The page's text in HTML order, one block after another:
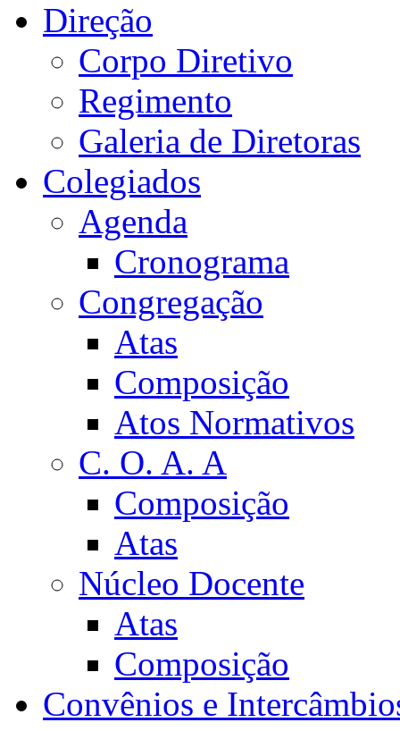
Direção
Corpo Diretivo
Regimento
Galeria de Diretoras
Colegiados
Agenda
Cronograma
Congregação
Atas
Composição
Atos Normativos
C. O. A. A
Composição
Atas
Núcleo Docente
Atas
Composição
Convênios e